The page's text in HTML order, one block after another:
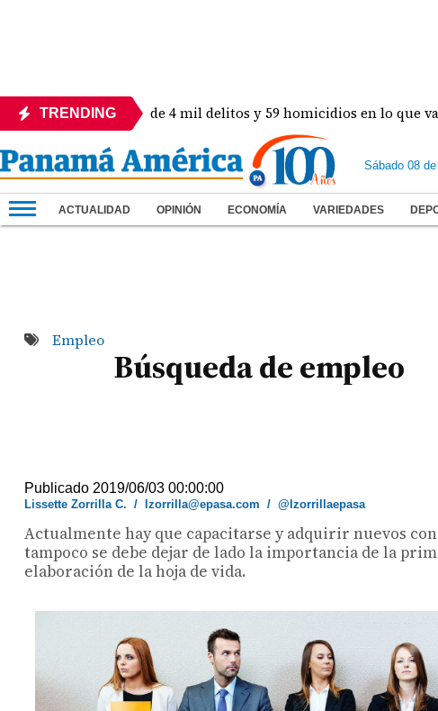
TRENDING
Revelan más de 4 mil delitos y 59 homicidios en lo que va del año
Sábado 08
ACTUALIDAD OPINIÓN ECONOMÍA VARIEDADES
Empleo
Búsqueda de empleo
Publicado 2019/06/03 00:00:00
Lissette Zorrilla C. / lzorrilla@epasa.com /@lzorrillaepasa
Actualmente hay que capacitarse y adquirir nuevos
tampoco se debe dejar de lado la importancia de la
elaboración de la hoja de vida.